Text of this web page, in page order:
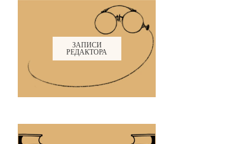
ЗАПИСИ
РЕДАКТОРА